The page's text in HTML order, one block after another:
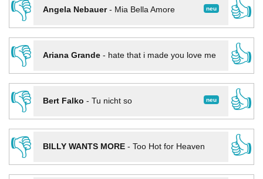
👎 neu
Angela Nebauer- Mia Bella Amore
👍
👎
Ariana Grande- hate that i made you love me
👍
👎
neu
Bert Falko - Tu nicht so
👍
👎
BILLY WANTS MORE- Too Hot for Heaven
👍